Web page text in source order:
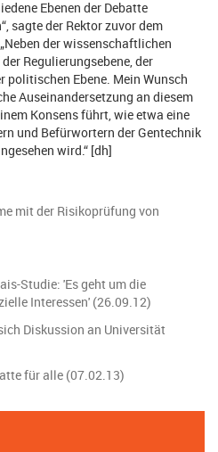
Ebenen der Debatte
sagte der Rektor zuvor dem
der wissenschaftlichen
Regulierungsebene, der
Ebene. Mein Wunsch
Auseinandersetzung an diesem
Konsens führt, wie etwa eine
und Befürwortern der Gentechnik
wird.“ [dh]
mit der Risikoprüfung von
Studie: 'Es geht um die
Interessen' (26.09.12)
Diskussion an Universität
für alle (07.02.13)